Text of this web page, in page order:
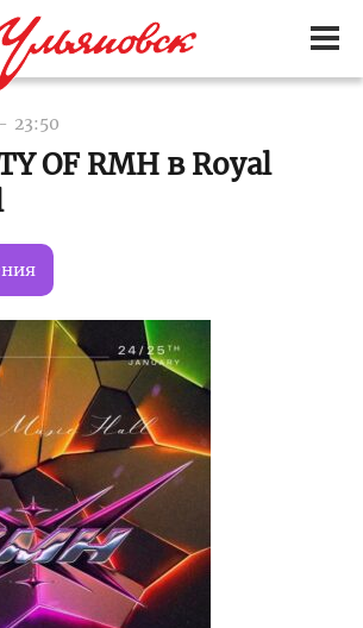
- 23:50
OF RMH в Royal